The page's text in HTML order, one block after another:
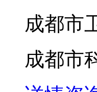
成都市
成都市